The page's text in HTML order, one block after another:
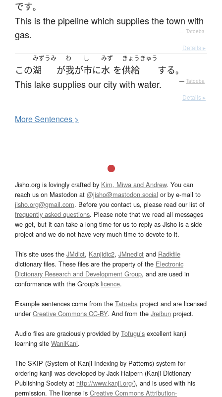
です。
This is the pipeline which supplies the town with
gas.
— Tatoeba
Details ▸
この
みずうみ
湖 が
わ
我が
し
市に
みず
水 を
きょうきゅう
供給 する。
This lake supplies our city with water. — Tatoeba
Details ▸
MoreSentences >
Jisho.org is lovingly crafted by Kim, Miwa and Andrew. You can
reach us on Mastodon at @jisho@mastodon.social or by e-mail to
jisho.org@gmail.com. Before you contact us, please read our list of
frequently asked questions. Please note that we read all messages
we get, but it can take a long time for us to reply as Jisho is a side
project and we do not have very much time to devote to it.
This site uses the JMdict, Kanjidic2, JMnedict and Radkfile
dictionary files. These files are the property of the Electronic
Dictionary Research and Development Group, and are used in
conformance with the Group's licence.
Example sentences come from the Tatoeba project and are licensed
underCreative Commons CC-BY. And from the Jreibun project.
Audio files are graciously provided by Tofugu’s excellent kanji
learning site WaniKani.
The SKIP (System of Kanji Indexing by Patterns) system for
ordering kanji was developed by Jack Halpern (Kanji Dictionary
Publishing Society at http://www.kanji.org/), and is used with his
permission. The license is Creative Commons Attribution-